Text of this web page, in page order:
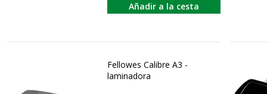
Añadir a la cesta
Fellowes Calibre A3 -
laminadora